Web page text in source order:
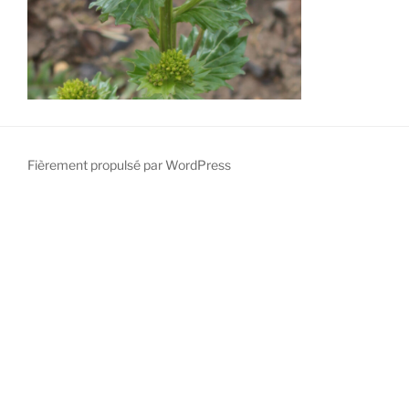
Fièrement propulsé par WordPress